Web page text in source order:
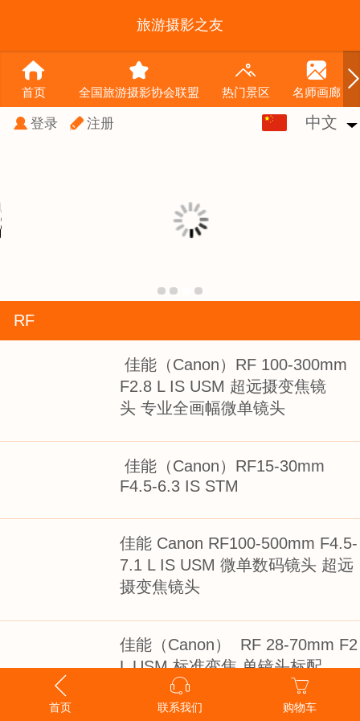
旅游摄影之友
首页 全国旅游摄影协会联盟 热门景区 名师画廊
登录 注册 中文
中文
RF
佳能（Canon）RF 100-300mm
F2.8 L IS USM 超远摄变焦镜
头 专业全画幅微单镜头
佳能（Canon）RF15-30mm
F4.5-6.3 IS STM
佳能 Canon RF100-500mm F4.5-
7.1 L IS USM 微单数码镜头 超远
摄变焦镜头
佳能（Canon） RF 28-70mm F2
L USM 标准变焦 单镜头标配
首页 联系我们 购物车